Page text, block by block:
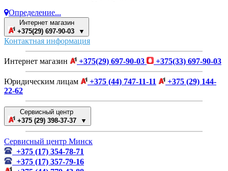
Определение...
Интернет магазин
+375(29) 697-90-03 ▼
Контактная информация
Интернет магазин +375(29) 697-90-03 +375(33) 697-90-03
Юридическим лицам +375 (44) 747-11-11
+375 (29) 144-
22-62
Сервисный центр
+375 (29) 398-37-37 ▼
Сервисный центр Минск
+375 (17) 354-78-71
+375 (17) 357-79-16